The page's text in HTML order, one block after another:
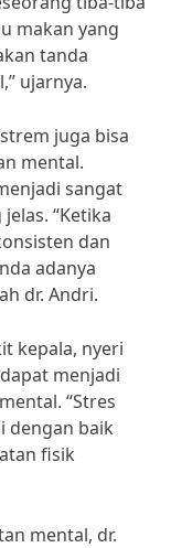
makan yang
tanda
ujarnya.
juga bisa
mental.
sangat
“Ketika
dan
adanya
dr. Andri.
kepala, nyeri
menjadi
“Stres
dengan baik
fisik
mental, dr.